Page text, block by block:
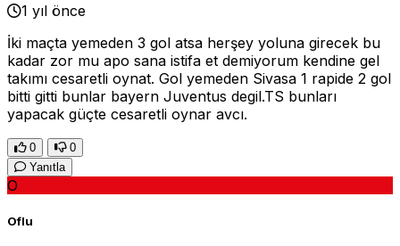
1 yıl önce
İki maçta yemeden 3 gol atsa herşey yoluna girecek bu
kadar zor mu apo sana istifa et demiyorum kendine gel
takımı cesaretli oynat. Gol yemeden Sivasa 1 rapide 2 gol
bitti gitti bunlar bayern Juventus degil.TS bunları
yapacak güçte cesaretli oynar avcı.
0
0
Yanıtla
O
Oflu